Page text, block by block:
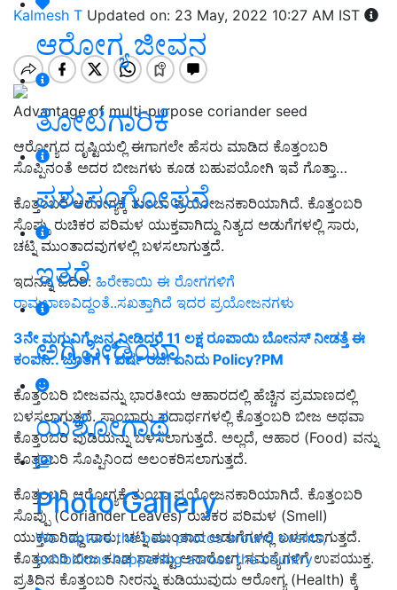
ಆರೋಗ್ಯ ಜೀವನ
ತೋಟಗಾರಿಕೆ
ಪಶುಸಂಗೋಪನೆ
ಇತರೆ
ಅಗ್ರಿಪೀಡಿಯಾ
ಯಶೋಗಾಥೆ
Photo Gallery
We capture the best photos around events,
exhibitions happening across the country
Kalmesh T Updated on: 23 May, 2022 10:27 AM IST
Advantage of multi-purpose coriander seed
ಆರೋಗ್ಯದ ದೃಷ್ಟಿಯಲ್ಲಿ ಈಗಾಗಲೇ ಹೆಸರು ಮಾಡಿದ ಕೊತ್ತಂಬರಿ
ಸೊಪ್ಪಿನಂತೆ ಅದರ ಬೀಜಗಳು ಕೂಡ ಬಹುಪಯೋಗಿ ಇವೆ ಗೊತ್ತಾ…
ಕೊತ್ತಂಬರಿ ಆರೋಗ್ಯಕ್ಕೆ ತುಂಬಾ ಪ್ರಯೋಜನಕಾರಿಯಾಗಿದೆ. ಕೊತ್ತಂಬರಿ
ಸೊಪ್ಪು ರುಚಿಕರ ಪರಿಮಳ ಯುಕ್ತವಾಗಿದ್ದು ನಿತ್ಯದ ಅಡುಗೆಗಳಲ್ಲಿ ಸಾರು,
ಚಟ್ನಿ ಮುಂತಾದವುಗಳಲ್ಲಿ ಬಳಸಲಾಗುತ್ತದೆ.
ಇದನ್ನೂ ಓದಿರಿ: ಹಿರೇಕಾಯಿ ಈ ರೋಗಗಳಿಗೆ
ರಾಮಬಾಣವಿದ್ದಂತೆ..ಸಖತ್ತಾಗಿದೆ ಇದರ ಪ್ರಯೋಜನಗಳು
3ನೇ ಮಗುವಿಗೆ ಜನ್ಮ ನೀಡಿದರೆ 11 ಲಕ್ಷ ರೂಪಾಯಿ ಬೋನಸ್ ನೀಡತ್ತೆ ಈ
ಕಂಪನಿ.. ಜೊತೆಗೆ 1 ವರ್ಷ ರಜೆ! ಏನಿದು Policy?PM
ಕೊತ್ತಂಬರಿ ಬೀಜವನ್ನು ಭಾರತೀಯ ಆಹಾರದಲ್ಲಿ ಹೆಚ್ಚಿನ ಪ್ರಮಾಣದಲ್ಲಿ
ಬಳಸಲಾಗುತ್ತದೆ. ಸಾಂಬಾರು ಪದಾರ್ಥಗಳಲ್ಲಿ ಕೊತ್ತಂಬರಿ ಬೀಜ ಅಥವಾ
ಕೊತ್ತಂಬರಿ ಪುಡಿಯನ್ನು ಬಳಸಲಾಗುತ್ತದೆ. ಅಲ್ಲದೆ, ಆಹಾರ (Food) ವನ್ನು
ಕೊತ್ತಂಬರಿ ಸೊಪ್ಪಿನಿಂದ ಅಲಂಕರಿಸಲಾಗುತ್ತದೆ.
ಕೊತ್ತಂಬರಿ ಆರೋಗ್ಯಕ್ಕೆ ತುಂಬಾ ಪ್ರಯೋಜನಕಾರಿಯಾಗಿದೆ. ಕೊತ್ತಂಬರಿ
ಸೊಪ್ಪು (Coriander Leaves) ರುಚಿಕರ ಪರಿಮಳ (Smell)
ಯುಕ್ತವಾಗಿದ್ದು ಸಾರು, ಚಟ್ನಿ ಮುಂತಾದ ಅಡುಗೆಗಳಲ್ಲಿ ಬಳಸಲಾಗುತ್ತದೆ.
ಕೊತ್ತಂಬರಿ ಬೀಜ ಕೂಡ ಸಾಕಷ್ಟು ಅನಾರೋಗ್ಯ ಸಮಸ್ಯೆಗಳಿಗೆ ಉಪಯುಕ್ತ.
ಪ್ರತಿದಿನ ಕೊತ್ತಂಬರಿ ನೀರನ್ನು ಕುಡಿಯುವುದು ಆರೋಗ್ಯ (Health) ಕ್ಕೆ